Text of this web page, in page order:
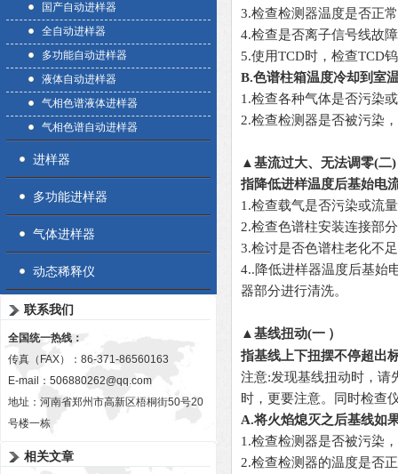
国产自动进样器
全自动进样器
多功能自动进样器
液体自动进样器
气相色谱液体进样器
气相色谱自动进样器
进样器
多功能进样器
气体进样器
动态稀释仪
联系我们
全国统一热线：
传真（FAX）：86-371-86560163
E-mail： 506880262@qq.com
地址：河南省郑州市高新区梧桐街50号20
号楼一栋
相关文章
3.检查检测器温度是否正
4.检查是否离子信号线故
5.使用TCD时，检查TCD
B.色谱柱箱温度冷却到室
1.检查各种气体是否污染
2.检查检测器是否被污染
▲基流过大、无法调零(二)
指降低进样温度后基始电
1.检查载气是否污染或流
2.检查色谱柱安装连接部
3.检讨是否色谱柱老化不
4..降低进样器温度后基始
器部分进行清洗。
▲基线扭动(一 ）
指基线上下扭摆不停超出
注意:发现基线扭动时，请
时，更要注意。同时检查
A.将火焰熄灭之后基线如
1.检查检测器是否被污染
2.检查检测器的温度是否